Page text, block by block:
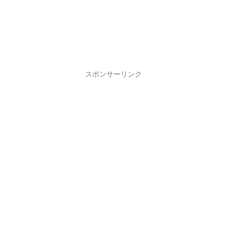
スポンサーリンク